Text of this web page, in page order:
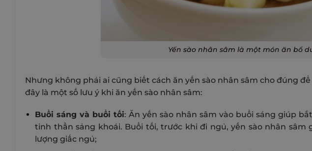
Yến sào nhân sâm là một món ăn bổ
Nhưng không phải ai cũng biết cách ăn yến sào nhân sâm cho đúng
đây là một số lưu ý khi ăn yến sào nhân sâm:
Buổi sáng và buổi tối: Ăn yến sào nhân sâm vào buổi sáng giúp
tinh thần sảng khoái. Buổi tối, trước khi đi ngủ, yến sào nhân
lượng giấc ngủ;